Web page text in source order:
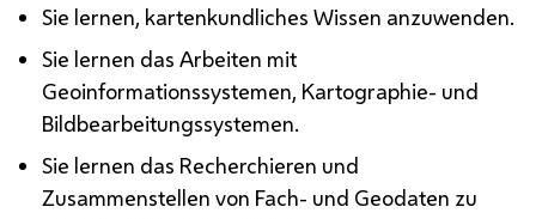
Sie lernen, kartenkundliches Wissen anzuwenden.
Sie lernen das Arbeiten mit
Geoinformationssystemen, Kartographie- und
Bildbearbeitungssystemen.
Sie lernen das Recherchieren und
Zusammenstellen von Fach- und Geodaten zu